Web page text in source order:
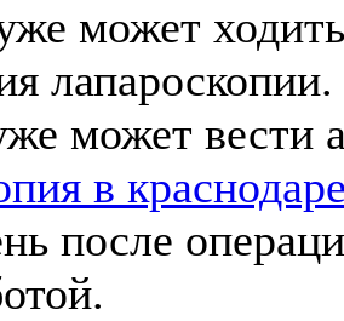
может
может вести
в
после